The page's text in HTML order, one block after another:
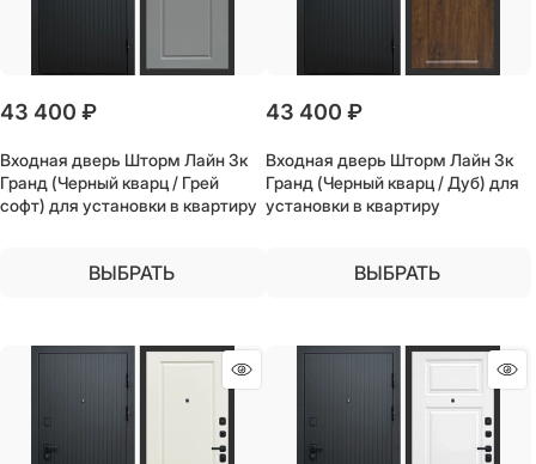
43 400 ₽
Входная дверь Шторм Лайн 3к
Гранд (Черный кварц / Грей
софт) для установки в квартиру
ВЫБРАТЬ
43 400 ₽
Входная дверь Шторм Лайн 3к
Гранд (Черный кварц / Дуб) для
установки в квартиру
ВЫБРАТЬ